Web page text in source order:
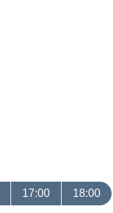
17:00 18:00